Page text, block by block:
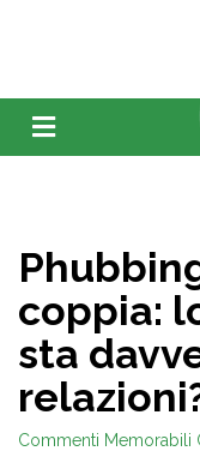
coppia:
sta
Commenti Memorabili